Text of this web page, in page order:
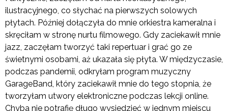
ilustracyjnego, co słychać na pierwszych solowych
płytach. Później dołączyła do mnie orkiestra kameralna i
skręciłam w stronę nurtu filmowego. Gdy zaciekawił mnie
jazz, zaczęłam tworzyć taki repertuar i grać go ze
świetnymi osobami, aż ukazała się płyta. W międzyczasie,
podczas pandemii, odkryłam program muzyczny
GarageBand, który zaciekawił mnie do tego stopnia, że
tworzyłam utwory elektroniczne podczas lekcji online.
Chyba nie potrafię długo wysiedzieć w jednym miejscu